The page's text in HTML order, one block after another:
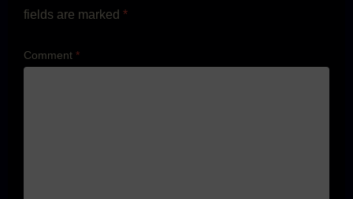
fields are marked *
Comment *